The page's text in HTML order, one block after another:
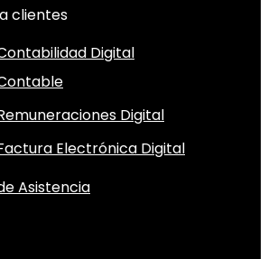
clientes
Digital
Digital
Electrónica Digital
Asistencia